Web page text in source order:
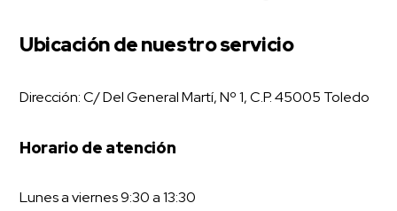
Ubicación de nuestro servicio
Dirección: C/ Del General Martí, Nº 1, C.P. 45005 Toledo
Horario de atención
Lunes a viernes 9:30 a 13:30